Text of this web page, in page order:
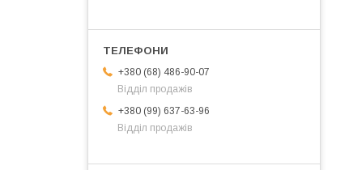
+380 (68) 486-90-07
Відділ продажів
+380 (99) 637-63-96
Відділ продажів